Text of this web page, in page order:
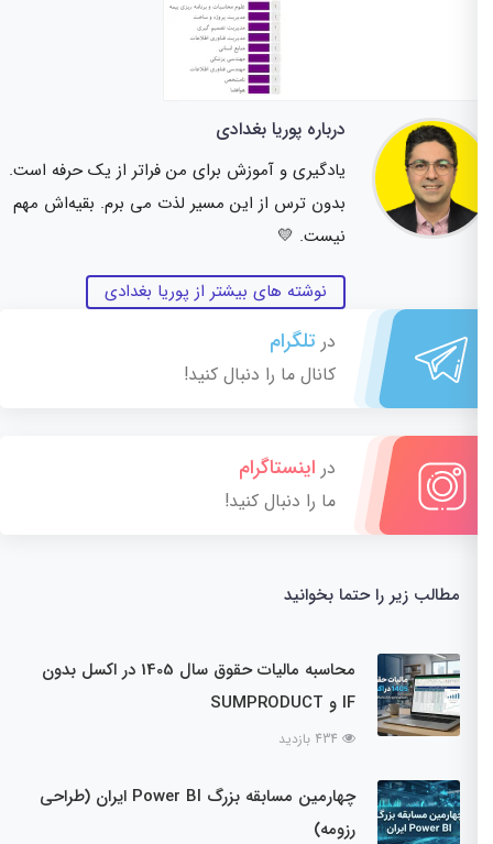
درباره پوریا بغدادی
یادگیری و آموزش برای من فراتر از یک حرفه است.
بدون ترس از این مسیر لذت می برم. بقیه‌اش مهم
نیست. 💛
نوشته های بیشتر از پوریا بغدادی
درتلگرام
کانال ما را دنبال کنید!
دراینستاگرام
ما را دنبال کنید!
مطالب زیر را حتما بخوانید
محاسبه مالیات حقوق سال 1405 در اکسل بدون
434 بازدید
چهارمین مسابقه بزرگ Power BI ایران (طراحی
رزومه)